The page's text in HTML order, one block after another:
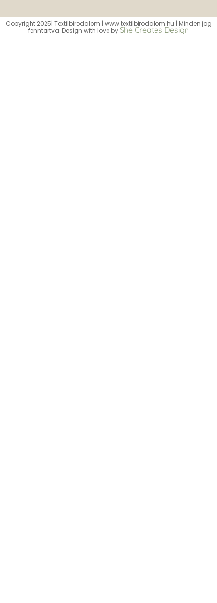
Copyright 2025| Textilbirodalom | www.textilbirodalom.hu | Minden jog
fenntartva. Design with love byShe Creates Design